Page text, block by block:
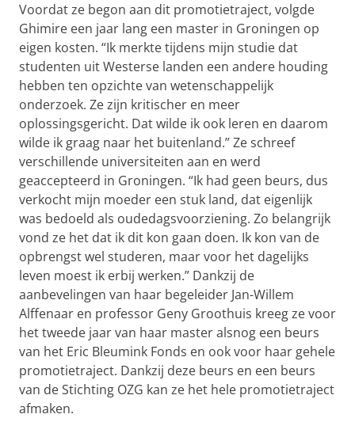
Voordat ze begon aan dit promotietraject, volgde
Ghimire een jaar lang een master in Groningen op
eigen kosten. “Ik merkte tijdens mijn studie dat
studenten uit Westerse landen een andere houding
hebben ten opzichte van wetenschappelijk
onderzoek. Ze zijn kritischer en meer
oplossingsgericht. Dat wilde ik ook leren en daarom
wilde ik graag naar het buitenland.” Ze schreef
verschillende universiteiten aan en werd
geaccepteerd in Groningen. “Ik had geen beurs, dus
verkocht mijn moeder een stuk land, dat eigenlijk
was bedoeld als oudedagsvoorziening. Zo belangrijk
vond ze het dat ik dit kon gaan doen. Ik kon van de
opbrengst wel studeren, maar voor het dagelijks
leven moest ik erbij werken.” Dankzij de
aanbevelingen van haar begeleider Jan-Willem
Alffenaar en professor Geny Groothuis kreeg ze voor
het tweede jaar van haar master alsnog een beurs
van het Eric Bleumink Fonds en ook voor haar gehele
promotietraject. Dankzij deze beurs en een beurs
van de Stichting OZG kan ze het hele promotietraject
afmaken.